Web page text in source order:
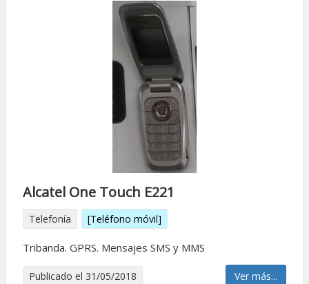
Alcatel One Touch E221
Telefonía [Teléfono móvil]
Tribanda. GPRS. Mensajes SMS y MMS
Publicado el 31/05/2018 Ver más...